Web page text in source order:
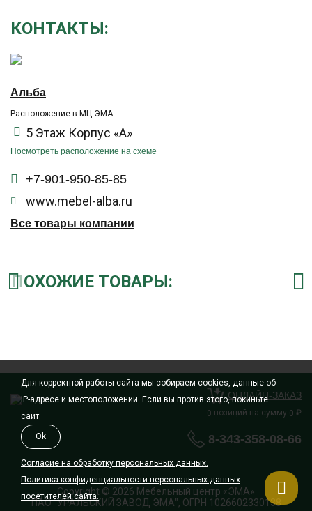
КОНТАКТЫ:
Альба
Расположение в МЦ ЭМА:
5 Этаж Корпус «А»
Посмотреть расположение на схеме
+7-901-950-85-85
www.mebel-alba.ru
Все товары компании
ПОХОЖИЕ ТОВАРЫ:
ОНЛАЙН-ЗАКАЗ
0 позиций на сумму 0 ₽
8-343-358-08-66
Copyright © 2026 Мебельный центр «ЭМА»
ПАО "УРАЛЬСКИЙ ЗАВОД ЭМА", ОГРН 1026602330138
Для корректной работы сайта мы собираем cookies, данные об
IP-адресе и местоположении. Если вы против этого, покиньте
сайт.
Ok
Согласие на обработку персональных данных.
Политика конфиденциальности персональных данных
посетителей сайта.